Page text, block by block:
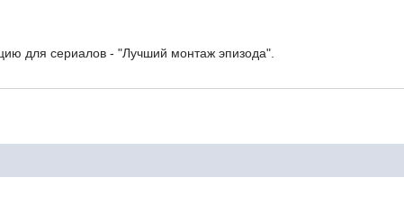
для сериалов - "Лучший монтаж эпизода".